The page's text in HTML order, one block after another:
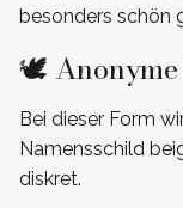
besonders schön
🕊️ Anonyme
Bei dieser Form
Namensschild
diskret.